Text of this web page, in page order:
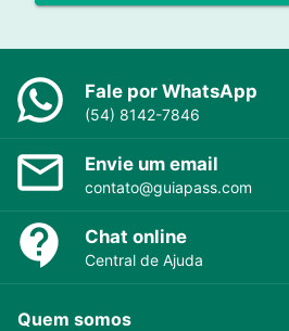
Fale por WhatsApp
(54) 8142-7846
Envie um email
contato@guiapass.com
Chat online
Central de Ajuda
Quem somos